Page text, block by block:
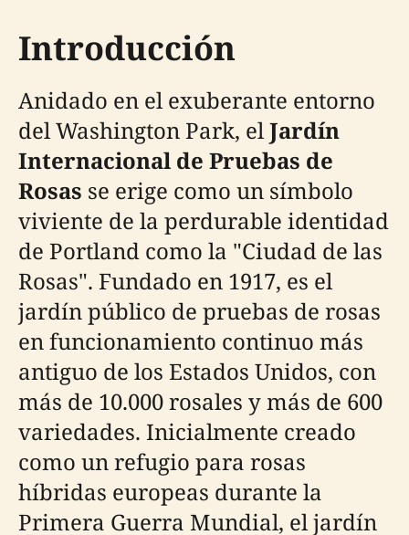
Introducción
Anidado en el exuberante entorno
del Washington Park, elJardín
Internacional de Pruebas de
Rosas se erige como un símbolo
viviente de la perdurable identidad
de Portland como la "Ciudad de las
Rosas". Fundado en 1917, es el
jardín público de pruebas de rosas
en funcionamiento continuo más
antiguo de los Estados Unidos, con
más de 10.000 rosales y más de 600
variedades. Inicialmente creado
como un refugio para rosas
híbridas europeas durante la
Primera Guerra Mundial, el jardín